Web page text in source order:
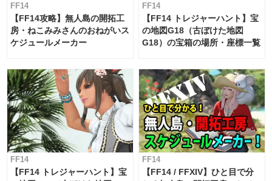
FF14
【FF14攻略】無人島の開拓工
房・ねこみみさんのおねがいス
ケジュールメーカー
FF14
【FF14 トレジャーハント】宝
の地図G18（古ぼけた地図
G18）の宝箱の場所・座標一覧
FF14
【FF14 トレジャーハント】宝
FF14
【FF14 / FFXIV】ひと目で分